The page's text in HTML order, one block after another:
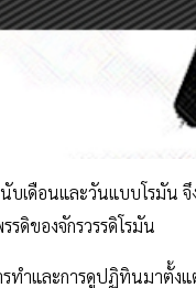
รดิของจักรวรรดิโรมัน